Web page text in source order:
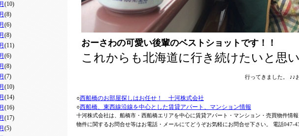
(10)
(8)
(6)
(8)
(11)
(6)
(8)
(7)
(10)
(14)
(16)
(17)
(5)
おーさわの可愛い後輩のベストショットです！！
これからも北海道に行き続けたいと思
行ってきました。 ♪♪
○西船橋のお部屋探しはお任せ！ 十河株式会社
○西船橋、東西線沿線を中心とした賃貸アパート、マンション情報
十河株式会社は、船橋市・西船橋エリアを中心に賃貸アパート・マンション・売買物件情
物件に関するお問合せ等はお電話・メールにてどうぞお気軽にお問合せ下さい。 電話047-